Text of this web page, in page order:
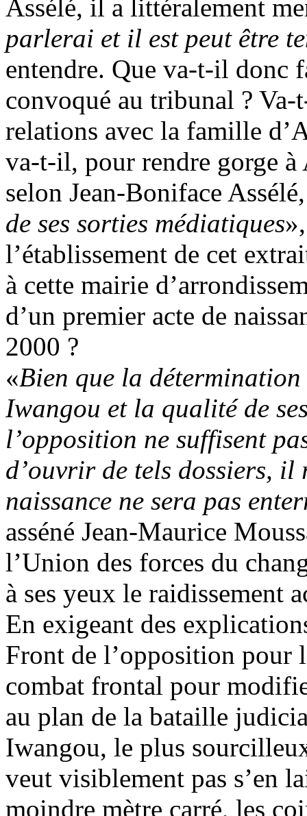
Assélé, il a littéralement
parlerai et il est peut être
entendre. Que va-t-il donc
convoqué au tribunal ? Va-
relations avec la famille
va-t-il, pour rendre gorge
selon Jean-Boniface
de ses sorties médiatiques
l’établissement de cet
à cette mairie
d’un premier acte de
2000 ?
«Bien que la
Iwangou et la qualité de
l’opposition ne suffisent
d’ouvrir de tels dossiers, il
naissance ne sera pas
asséné Jean-Maurice
l’Union des forces du
à ses yeux le raidissement
En exigeant des
Front de l’opposition pour
combat frontal pour
au plan de la bataille
Iwangou, le plus
veut visiblement pas s’en
moindre mètre carré, les